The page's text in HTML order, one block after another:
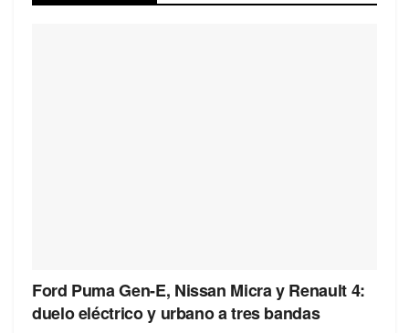
Ford Puma Gen-E, Nissan Micra y Renault 4:
duelo eléctrico y urbano a tres bandas